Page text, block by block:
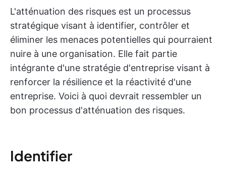
L'atténuation des risques est un processus
stratégique visant à identifier, contrôler et
éliminer les menaces potentielles qui pourraient
nuire à une organisation. Elle fait partie
intégrante d'une stratégie d'entreprise visant à
renforcer la résilience et la réactivité d'une
entreprise. Voici à quoi devrait ressembler un
bon processus d'atténuation des risques.
Identifier